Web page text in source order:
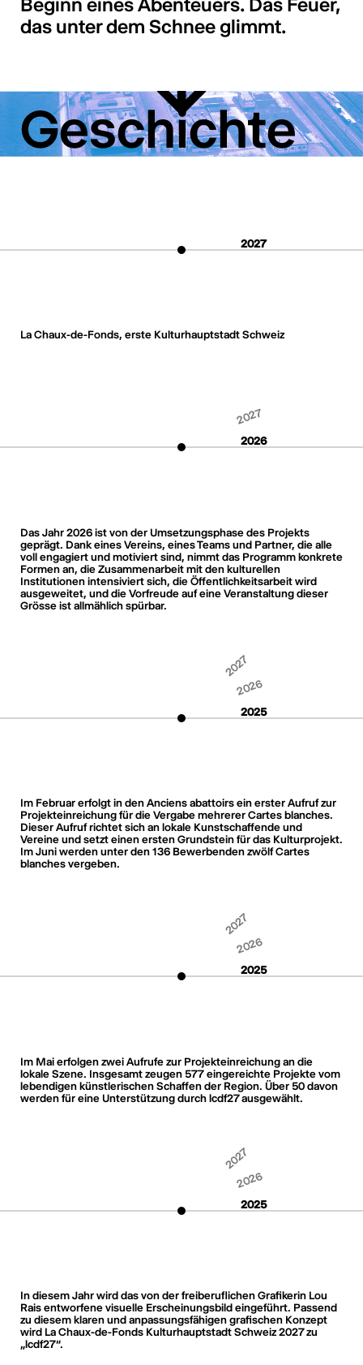
das unter dem Schnee glimmt.
Geschichte
2027
La Chaux-de-Fonds, erste Kulturhauptstadt Schweiz
2027
2026
Das Jahr 2026 ist von der Umsetzungsphase des Projekts
geprägt. Dank eines Vereins, eines Teams und Partner, die alle
voll engagiert und motiviert sind, nimmt das Programm konkrete
Formen an, die Zusammenarbeit mit den kulturellen
Institutionen intensiviert sich, die Öffentlichkeitsarbeit wird
ausgeweitet, und die Vorfreude auf eine Veranstaltung dieser
Grösse ist allmählich spürbar.
2027
2026
2025
Im Februar erfolgt in den Anciens abattoirs ein erster Aufruf zur
Projekteinreichung für die Vergabe mehrerer Cartes blanches.
Dieser Aufruf richtet sich an lokale Kunstschaffende und
Vereine und setzt einen ersten Grundstein für das Kulturprojekt.
Im Juni werden unter den 136 Bewerbenden zwölf Cartes
blanches vergeben.
2027
2026
2025
Im Mai erfolgen zwei Aufrufe zur Projekteinreichung an die
lokale Szene. Insgesamt zeugen 577 eingereichte Projekte vom
lebendigen künstlerischen Schaffen der Region. Über 50 davon
werden für eine Unterstützung durch lcdf27 ausgewählt.
2027
2026
2025
In diesem Jahr wird das von der freiberuflichen Grafikerin Lou
Rais entworfene visuelle Erscheinungsbild eingeführt. Passend
zu diesem klaren und anpassungsfähigen grafischen Konzept
wird La Chaux-de-Fonds Kulturhauptstadt Schweiz 2027 zu
„lcdf27“.